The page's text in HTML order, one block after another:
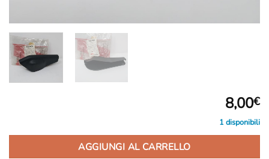
8,00€
1 disponibili
AGGIUNGI AL CARRELLO